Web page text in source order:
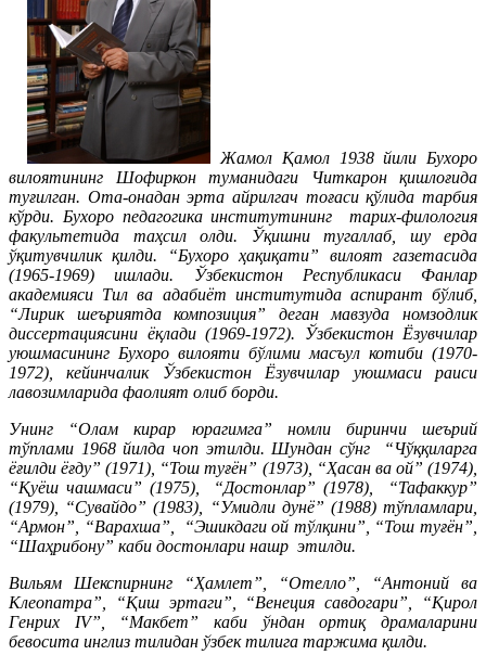
Жамол Қамол 1938 йили Бухоро
вилоятининг Шофиркон туманидаги Читкарон қишлоғида
туғилган. Ота-онадан эрта айрилгач тоғаси қўлида тарбия
кўрди. Бухоро педагогика институтининг тарих-филология
факультетида таҳсил олди. Ўқишни тугаллаб, шу ерда
ўқитувчилик қилди. “Бухоро ҳақиқати” вилоят газетасида
(1965-1969) ишлади. Ўзбекистон Республикаси Фанлар
академияси Тил ва адабиёт институтида аспирант бўлиб,
“Лирик шеъриятда композиция” деган мавзуда номзодлик
диссертациясини ёқлади (1969-1972). Ўзбекистон Ёзувчилар
уюшмасининг Бухоро вилояти бўлими масъул котиби (1970-
1972), кейинчалик Ўзбекистон Ёзувчилар уюшмаси раиси
лавозимларида фаолият олиб борди.
Унинг “Олам кирар юрагимга” номли биринчи шеърий
тўплами 1968 йилда чоп этилди. Шундан сўнг “Чўққиларга
ёғилди ёғду” (1971), “Тош туғён” (1973), “Ҳасан ва ой” (1974),
“Қуёш чашмаси” (1975), “Достонлар” (1978), “Тафаккур”
(1979), “Сувайдо” (1983), “Умидли дунё” (1988) тўпламлари,
“Армон”, “Варахша”, “Эшикдаги ой тўлқини”, “Тош туғён”,
“Шаҳрибону” каби достонлари нашр этилди.
Вильям Шекспирнинг “Ҳамлет”, “Отелло”, “Антоний ва
Клеопатра”, “Қиш эртаги”, “Венеция савдогари”, “Қирол
Генрих IV”, “Макбет” каби ўндан ортиқ драмаларини
бевосита инглиз тилидан ўзбек тилига таржима қилди.